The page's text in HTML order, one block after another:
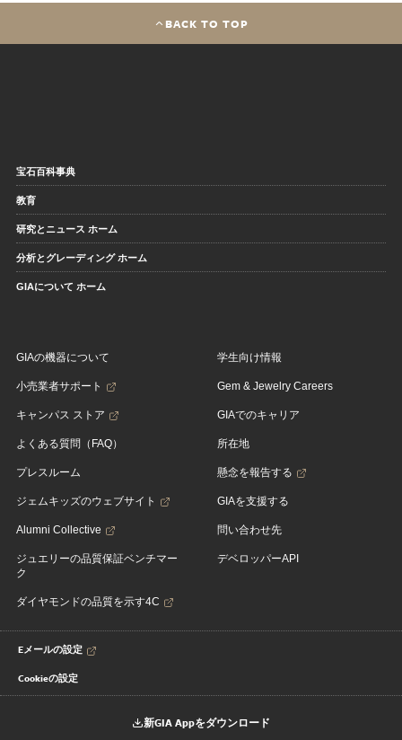
BACK TO TOP
宝石百科事典
教育
研究とニュース ホーム
分析とグレーディング ホーム
GIAについて ホーム
GIAの機器について
小売業者サポート
キャンパス ストア
よくある質問（FAQ）
プレスルーム
ジェムキッズのウェブサイト
Alumni Collective
ジュエリーの品質保証ベンチマー
ク
ダイヤモンドの品質を示す4C
学生向け情報
Gem & Jewelry Careers
GIAでのキャリア
所在地
懸念を報告する
GIAを支援する
問い合わせ先
デベロッパーAPI
Eメールの設定
Cookieの設定
新GIA Appをダウンロード